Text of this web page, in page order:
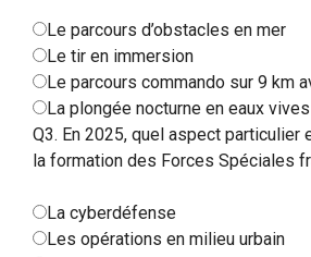
Le parcours d’obstacles en mer
Le tir en immersion
Le parcours commando sur 9 km
La plongée nocturne en eaux vives
Q3. En 2025, quel aspect particulier
la formation des Forces Spéciales
La cyberdéfense
Les opérations en milieu urbain